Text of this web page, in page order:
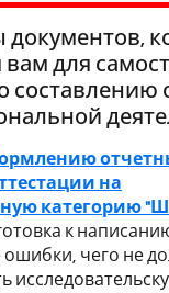
документов,
вам для
составлению
на
категорию
к
чего не